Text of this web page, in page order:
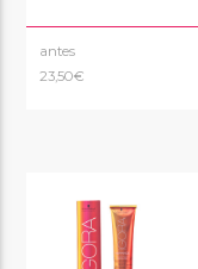
antes
23,50€